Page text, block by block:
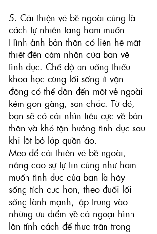
5. Cải thiện vẻ bề ngoài cũng là
cách tự nhiên tăng ham muốn
Hình ảnh bản thân có liên hệ mật
thiết đến cảm nhận của bạn về
tình dục. Chế độ ăn uống thiếu
khoa học cùng lối sống ít vận
động có thể dẫn đến một vẻ ngoài
kém gọn gàng, săn chắc. Từ đó,
bạn sẽ có cái nhìn tiêu cực về bản
thân và khó tận hưởng tình dục sau
khi lột bỏ lớp quần áo.
Mẹo để cải thiện vẻ bề ngoài,
nâng cao sự tự tin cũng như ham
muốn tình dục của bạn là hãy
sống tích cực hơn, theo đuổi lối
sống lành mạnh, tập trung vào
những ưu điểm về cả ngoại hình
lẫn tính cách để thực trân trọng